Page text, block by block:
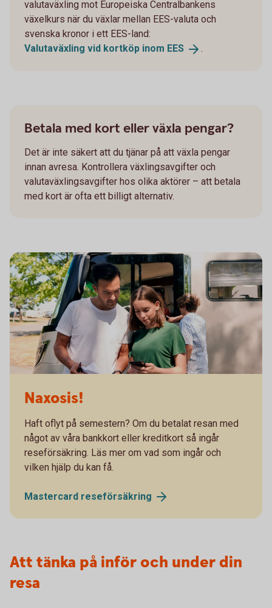
valutaväxling mot Europeiska Centralbankens
växelkurs när du växlar mellan EES-valuta och
svenska kronor i ett EES-land:
Valutaväxling vid kortköp inom EES .
Betala med kort eller växla pengar?
Det är inte säkert att du tjänar på att växla pengar
innan avresa. Kontrollera växlingsavgifter och
valutaväxlingsavgifter hos olika aktörer – att betala
med kort är ofta ett billigt alternativ.
Naxosis!
Haft oflyt på semestern? Om du betalat resan med
något av våra bankkort eller kreditkort så ingår
reseförsäkring. Läs mer om vad som ingår och
vilken hjälp du kan få.
Mastercard reseförsäkring
Att tänka på inför och under din
resa